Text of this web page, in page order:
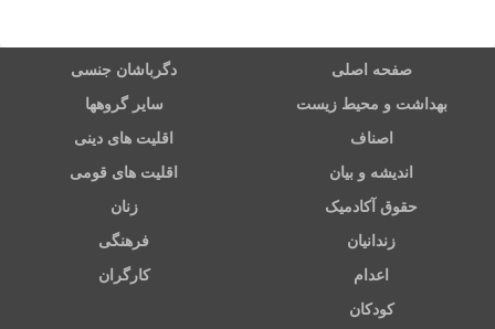
صفحه اصلی دگرباشان جنسی
بهداشت و محیط زیست سایر گروهها
اصناف اقلیت های دینی
اندیشه و بیان اقلیت های قومی
حقوق آکادمیک زنان
زندانیان فرهنگی
اعدام کارگران
کودکان